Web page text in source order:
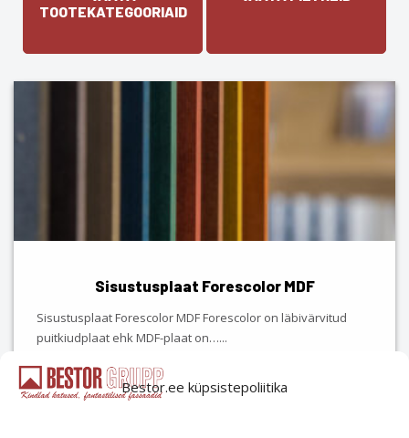
Bestor.ee küpsistepoliitika
Sisustusplaat Forescolor MDF
Sisustusplaat Forescolor MDF Forescolor on läbivärvitud
puitkiudplaat ehk MDF-plaat on…...
Vaata toodet
TOOTEKATEGOORIAID